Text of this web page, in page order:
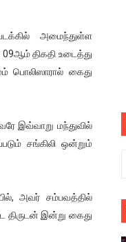
பகிரங்க கேள்வி
என்ன
அமைந்துள்ள
திகதி உடைத்து
பொலிஸாரால் கைது
இவ்வாறு மந்துவில்
சங்கிலி ஒன்றும்
அவர் சம்பவத்தில்
திருடன் இன்று கைது